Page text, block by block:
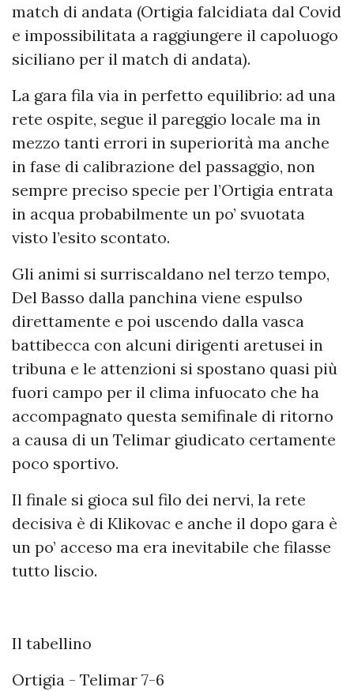
match di andata (Ortigia falcidiata dal Covid
e impossibilitata a raggiungere il capoluogo
siciliano per il match di andata).
La gara fila via in perfetto equilibrio: ad una
rete ospite, segue il pareggio locale ma in
mezzo tanti errori in superiorità ma anche
in fase di calibrazione del passaggio, non
sempre preciso specie per l’Ortigia entrata
in acqua probabilmente un po’ svuotata
visto l’esito scontato.
Gli animi si surriscaldano nel terzo tempo,
Del Basso dalla panchina viene espulso
direttamente e poi uscendo dalla vasca
battibecca con alcuni dirigenti aretusei in
tribuna e le attenzioni si spostano quasi più
fuori campo per il clima infuocato che ha
accompagnato questa semifinale di ritorno
a causa di un Telimar giudicato certamente
poco sportivo.
Il finale si gioca sul filo dei nervi, la rete
decisiva è di Klikovac e anche il dopo gara è
un po’ acceso ma era inevitabile che filasse
tutto liscio.
Il tabellino
Ortigia - Telimar 7-6